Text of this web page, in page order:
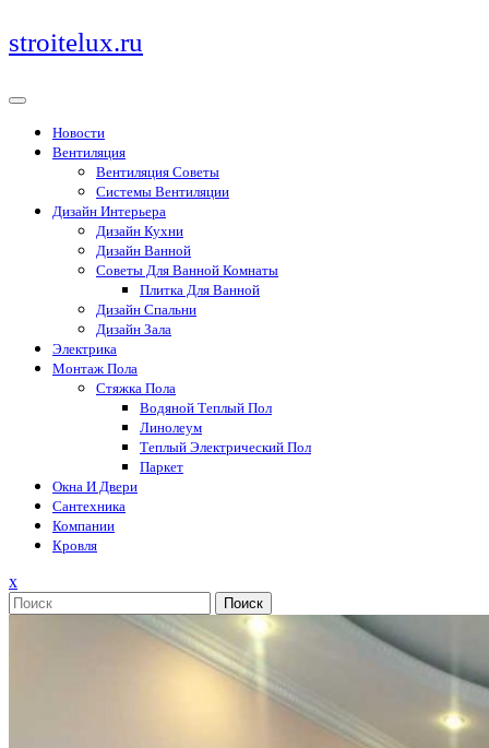
Перейти
к
stroitelux.ru
Новости
Вентиляция
Вентиляция Советы
Системы Вентиляции
Дизайн Интерьера
Дизайн Кухни
Дизайн Ванной
Советы Для Ванной Комнаты
Плитка Для Ванной
Дизайн Спальни
Дизайн Зала
Электрика
Монтаж Пола
Стяжка Пола
Водяной Теплый Пол
Линолеум
Теплый Электрический Пол
Паркет
Окна И Двери
Сантехника
Компании
Кровля
xЗакрыть
меню
Поиск